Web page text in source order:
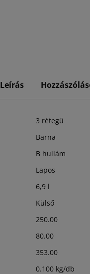
Leírás
3 rétegű
Barna
B hullám
Lapos
6,9 l
Külső
250.00
80.00
353.00
0.100 kg/db